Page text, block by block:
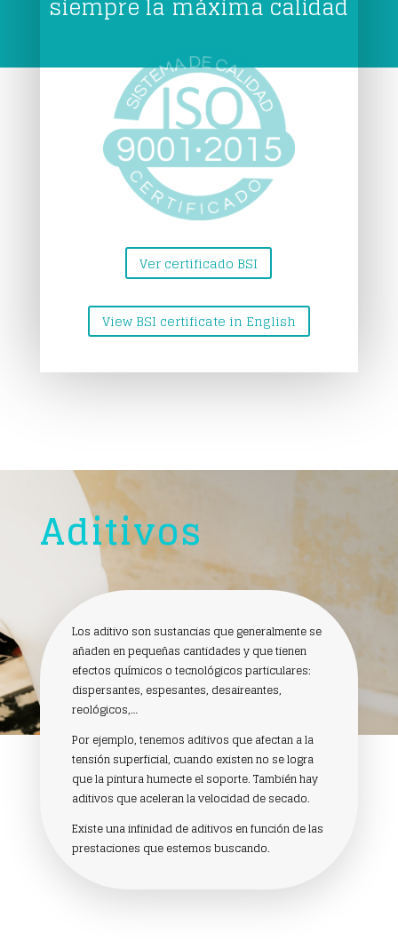
siempre la máxima calidad
Ver certificado BSI
View BSI certificate in English
Aditivos
Los aditivo son sustancias que generalmente se
añaden en pequeñas cantidades y que tienen
efectos químicos o tecnológicos particulares:
dispersantes, espesantes, desaireantes,
reológicos,…
Por ejemplo, tenemos aditivos que afectan a la
tensión superficial, cuando existen no se logra
que la pintura humecte el soporte. También hay
aditivos que aceleran la velocidad de secado.
Existe una infinidad de aditivos en función de las
prestaciones que estemos buscando.